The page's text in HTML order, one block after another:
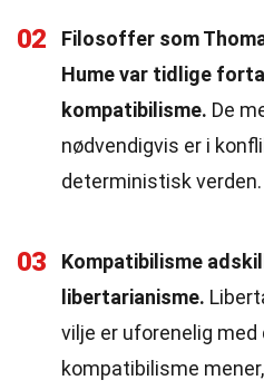
02
Filosoffer som
Hume var tidlige
kompatibilisme. De
nødvendigvis er i
deterministisk verden.
03
Kompatibilisme
libertarianisme.
vilje er uforenelig
kompatibilisme